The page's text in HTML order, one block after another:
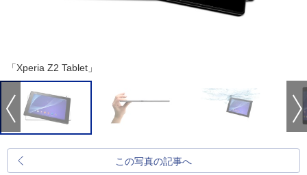
「Xperia Z2 Tablet」
この写真の記事へ